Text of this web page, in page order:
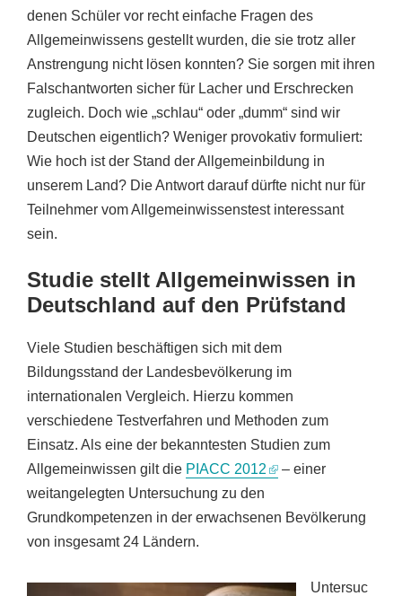
denen Schüler vor recht einfache Fragen des
Allgemeinwissens gestellt wurden, die sie trotz aller
Anstrengung nicht lösen konnten? Sie sorgen mit ihren
Falschantworten sicher für Lacher und Erschrecken
zugleich. Doch wie „schlau“ oder „dumm“ sind wir
Deutschen eigentlich? Weniger provokativ formuliert:
Wie hoch ist der Stand der Allgemeinbildung in
unserem Land? Die Antwort darauf dürfte nicht nur für
Teilnehmer vom Allgemeinwissenstest interessant
sein.
Studie stellt Allgemeinwissen in
Deutschland auf den Prüfstand
Viele Studien beschäftigen sich mit dem
Bildungsstand der Landesbevölkerung im
internationalen Vergleich. Hierzu kommen
verschiedene Testverfahren und Methoden zum
Einsatz. Als eine der bekanntesten Studien zum
Allgemeinwissen gilt die PIACC 2012
– einer
weitangelegten Untersuchung zu den
Grundkompetenzen in der erwachsenen Bevölkerung
von insgesamt 24 Ländern.
Untersuc